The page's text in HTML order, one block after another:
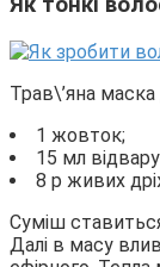
Трав\’яна
1 жовток;
15 мл
8 р живих
Суміш
Далі в масу